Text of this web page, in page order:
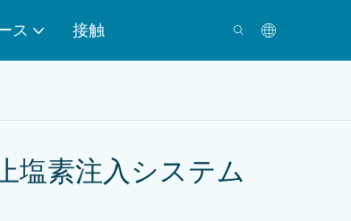
ス 接触
塩素注入システム
ーフィルタ